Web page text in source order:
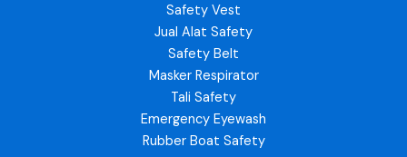
Safety Vest
Jual Alat Safety
Safety Belt
Masker Respirator
Tali Safety
Emergency Eyewash
Rubber Boat Safety